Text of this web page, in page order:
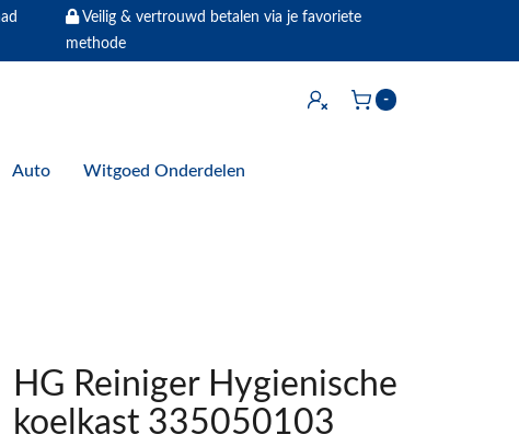
Veilig & vertrouwd betalen via je favoriete
methode
Inloggen -
Auto Witgoed Onderdelen
HG Reiniger Hygienische
koelkast 335050103